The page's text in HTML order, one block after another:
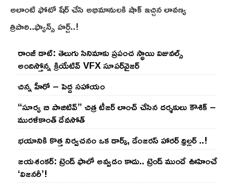
అలాంటి ఫోటో షేర్ చేసి అభిమానులకి షాక్ ఇచ్చిన లావణ్య
త్రిపాఠి..ఫ్యాన్స్ హర్ట్..!
రాంజీ డాట్: తెలుగు సినిమాకు ప్రపంచ స్థాయి విజువల్స్
అందిస్తోన్న క్రియేటివ్ VFX సూపర్‌వైజర్
చిన్న హీరో – పెద్ద సహాయం
“సూర్య బి పాజిటివ్” చిత్ర టీజర్ లాంచ్ చేసిన‌ దర్శకులు కౌశిక్ –
మురళీకాంత్ దేవసోత్
భయానికి కొత్త నిర్వచనం ఒక డార్క్, డేంజరస్ హారర్ థ్రిల్లర్ ..!
జయశంకర్: ట్రెండ్‌ ఫాలో అవ్వడం కాదు.. ట్రెండ్‌ ముందే ఊహించే
‘విజనరీ’!